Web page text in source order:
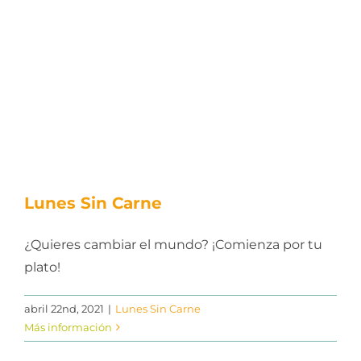
Lunes Sin Carne
¿Quieres cambiar el mundo? ¡Comienza por tu
plato!
abril 22nd, 2021 | Lunes Sin Carne
Más información